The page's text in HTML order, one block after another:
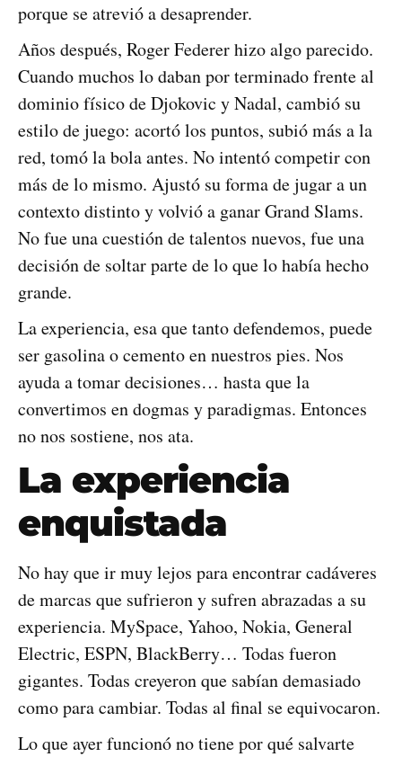
porque se atrevió a desaprender.
Años después, Roger Federer hizo algo parecido.
Cuando muchos lo daban por terminado frente al
dominio físico de Djokovic y Nadal, cambió su
estilo de juego: acortó los puntos, subió más a la
red, tomó la bola antes. No intentó competir con
más de lo mismo. Ajustó su forma de jugar a un
contexto distinto y volvió a ganar Grand Slams.
No fue una cuestión de talentos nuevos, fue una
decisión de soltar parte de lo que lo había hecho
grande.
La experiencia, esa que tanto defendemos, puede
ser gasolina o cemento en nuestros pies. Nos
ayuda a tomar decisiones… hasta que la
convertimos en dogmas y paradigmas. Entonces
no nos sostiene, nos ata.
La experiencia
enquistada
No hay que ir muy lejos para encontrar cadáveres
de marcas que sufrieron y sufren abrazadas a su
experiencia. MySpace, Yahoo, Nokia, General
Electric, ESPN, BlackBerry… Todas fueron
gigantes. Todas creyeron que sabían demasiado
como para cambiar. Todas al final se equivocaron.
Lo que ayer funcionó no tiene por qué salvarte